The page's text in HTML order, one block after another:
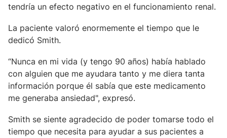
tendría un efecto negativo en el funcionamiento renal.
La paciente valoró enormemente el tiempo que le
dedicó Smith.
“Nunca en mi vida (y tengo 90 años) había hablado
con alguien que me ayudara tanto y me diera tanta
información porque él sabía que este medicamento
me generaba ansiedad", expresó.
Smith se siente agradecido de poder tomarse todo el
tiempo que necesita para ayudar a sus pacientes a